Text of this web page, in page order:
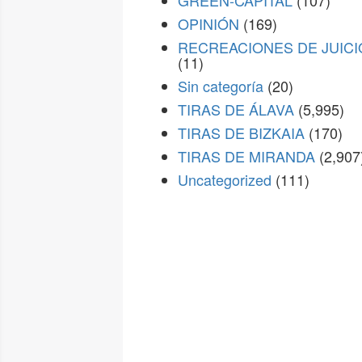
OPINIÓN (169)
RECREACIONES DE
(11)
Sin categoría (20)
TIRAS DE ÁLAVA (5,995)
TIRAS DE BIZKAIA (170)
TIRAS DE MIRANDA
Uncategorized (111)